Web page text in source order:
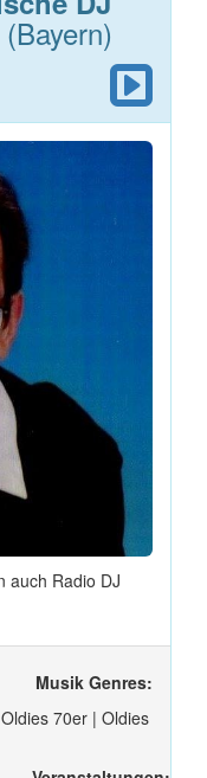
auch Radio DJ
Musik Genres:
70er | Oldies